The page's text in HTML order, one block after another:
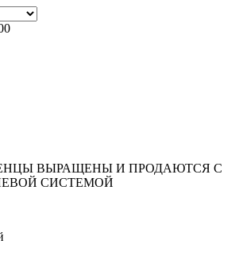
ВЫРАЩЕНЫ И ПРОДАЮТСЯ С
СИСТЕМОЙ